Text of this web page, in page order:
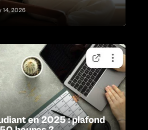
14, 2026
en 2025 : plafond